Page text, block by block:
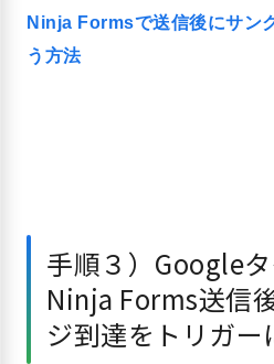
Ninja Formsで送信後にサン
う方法
手順３）Google
Ninja Forms送信
ジ到達をトリガー